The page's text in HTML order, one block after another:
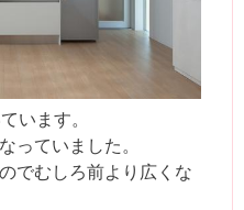
います。
っていました。
でむしろ前より広くな